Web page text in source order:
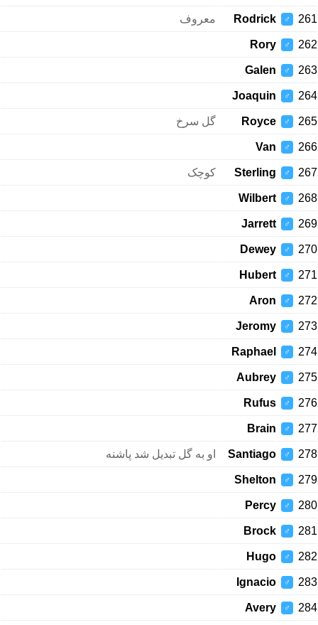
261
♂
Rodrick معروف
262
♂
Rory
263
♂
Galen
264
♂
Joaquin
265
♂
Royce گل سرخ
266
♂
Van
267
♂
Sterling کوچک
268
♂
Wilbert
269
♂
Jarrett
270
♂
Dewey
271
♂
Hubert
272
♂
Aron
273
♂
Jeromy
274
♂
Raphael
275
♂
Aubrey
276
♂
Rufus
277
♂
Brain
278
♂
Santiago او به گل تبدیل شد پاشنه
279
♂
Shelton
280
♂
Percy
281
♂
Brock
282
♂
Hugo
283
♂
Ignacio
284
♂
Avery